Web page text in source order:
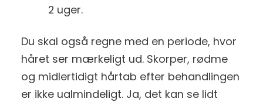
2 uger.
Du skal også regne med en periode, hvor
håret ser mærkeligt ud. Skorper, rødme
og midlertidigt hårtab efter behandlingen
er ikke ualmindeligt. Ja, det kan se lidt